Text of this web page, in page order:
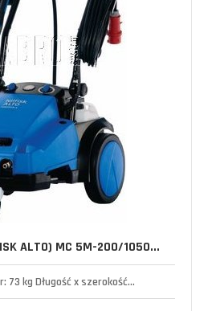
ALTO) MC 5M-200/1050...
73 kg Długość x szerokość...